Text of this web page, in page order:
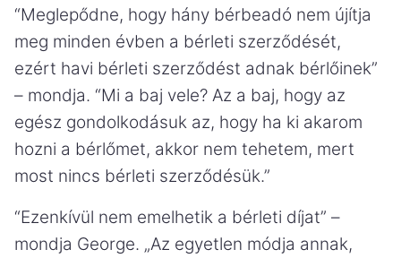
“Meglepődne, hogy hány bérbeadó nem újítja
meg minden évben a bérleti szerződését,
ezért havi bérleti szerződést adnak bérlőinek”
– mondja. “Mi a baj vele? Az a baj, hogy az
egész gondolkodásuk az, hogy ha ki akarom
hozni a bérlőmet, akkor nem tehetem, mert
most nincs bérleti szerződésük.”
“Ezenkívül nem emelhetik a bérleti díjat” –
mondja George. „Az egyetlen módja annak,